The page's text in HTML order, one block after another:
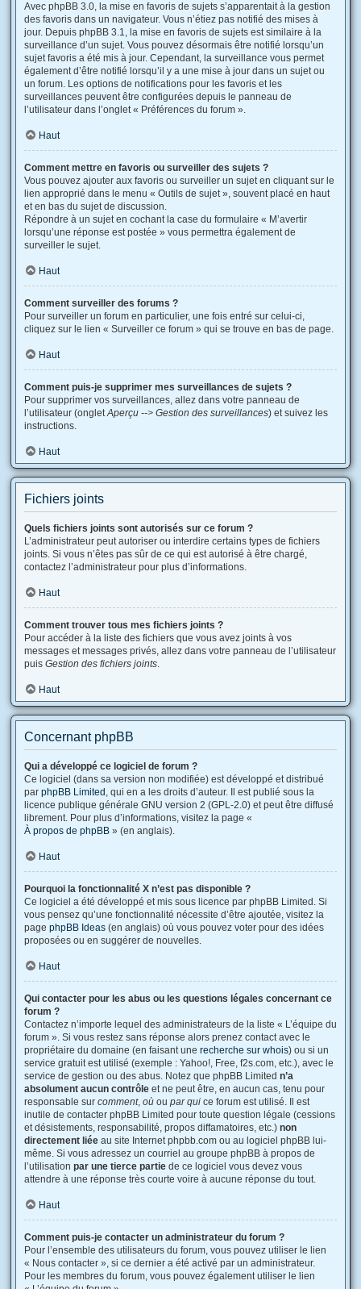
Avec phpBB 3.0, la mise en favoris de sujets s’apparentait à la gestion
des favoris dans un navigateur. Vous n’étiez pas notifié des mises à
jour. Depuis phpBB 3.1, la mise en favoris de sujets est similaire à la
surveillance d’un sujet. Vous pouvez désormais être notifié lorsqu’un
sujet favoris a été mis à jour. Cependant, la surveillance vous permet
également d’être notifié lorsqu’il y a une mise à jour dans un sujet ou
un forum. Les options de notifications pour les favoris et les
surveillances peuvent être configurées depuis le panneau de
l’utilisateur dans l’onglet « Préférences du forum ».
Haut
Comment mettre en favoris ou surveiller des sujets ?
Vous pouvez ajouter aux favoris ou surveiller un sujet en cliquant sur le
lien approprié dans le menu « Outils de sujet », souvent placé en haut
et en bas du sujet de discussion.
Répondre à un sujet en cochant la case du formulaire « M’avertir
lorsqu’une réponse est postée » vous permettra également de
surveiller le sujet.
Haut
Comment surveiller des forums ?
Pour surveiller un forum en particulier, une fois entré sur celui-ci,
cliquez sur le lien « Surveiller ce forum » qui se trouve en bas de page.
Haut
Comment puis-je supprimer mes surveillances de sujets ?
Pour supprimer vos surveillances, allez dans votre panneau de
l’utilisateur (ongletAperçu --> Gestion des surveillances) et suivez les
instructions.
Haut
Fichiers joints
Quels fichiers joints sont autorisés sur ce forum ?
L’administrateur peut autoriser ou interdire certains types de fichiers
joints. Si vous n’êtes pas sûr de ce qui est autorisé à être chargé,
contactez l’administrateur pour plus d’informations.
Haut
Comment trouver tous mes fichiers joints ?
Pour accéder à la liste des fichiers que vous avez joints à vos
messages et messages privés, allez dans votre panneau de l’utilisateur
puis Gestion des fichiers joints.
Haut
Concernant phpBB
Qui a développé ce logiciel de forum ?
Ce logiciel (dans sa version non modifiée) est développé et distribué
par phpBB Limited , qui en a les droits d’auteur. Il est publié sous la
licence publique générale GNU version 2 (GPL-2.0) et peut être diffusé
librement. Pour plus d’informations, visitez la page «
À propos de phpBB » (en anglais).
Haut
Pourquoi la fonctionnalité X n’est pas disponible ?
Ce logiciel a été développé et mis sous licence par phpBB Limited. Si
vous pensez qu’une fonctionnalité nécessite d’être ajoutée, visitez la
page phpBB Ideas (en anglais) où vous pouvez voter pour des idées
proposées ou en suggérer de nouvelles.
Haut
Qui contacter pour les abus ou les questions légales concernant ce
forum ?
Contactez n’importe lequel des administrateurs de la liste « L’équipe du
forum ». Si vous restez sans réponse alors prenez contact avec le
propriétaire du domaine (en faisant une recherche sur whois) ou si un
service gratuit est utilisé (exemple : Yahoo!, Free, f2s.com, etc.), avec le
service de gestion ou des abus. Notez que phpBB Limited n’a
absolument aucun contrôle et ne peut être, en aucun cas, tenu pour
responsable sur comment, où ou par qui ce forum est utilisé. Il est
inutile de contacter phpBB Limited pour toute question légale (cessions
et désistements, responsabilité, propos diffamatoires, etc.) non
directement liée au site Internet phpbb.com ou au logiciel phpBB lui-
même. Si vous adressez un courriel au groupe phpBB à propos de
l’utilisation par une tierce partie de ce logiciel vous devez vous
attendre à une réponse très courte voire à aucune réponse du tout.
Haut
Comment puis-je contacter un administrateur du forum ?
Pour l’ensemble des utilisateurs du forum, vous pouvez utiliser le lien
« Nous contacter », si ce dernier a été activé par un administrateur.
Pour les membres du forum, vous pouvez également utiliser le lien